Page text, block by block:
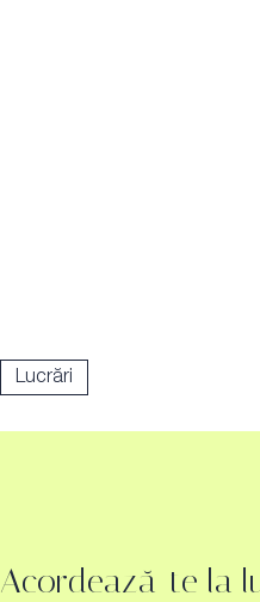
Lucrări
Acordează-te la